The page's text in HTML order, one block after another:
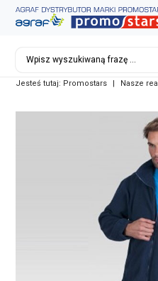
Jesteś tutaj: Promostars | Nasze